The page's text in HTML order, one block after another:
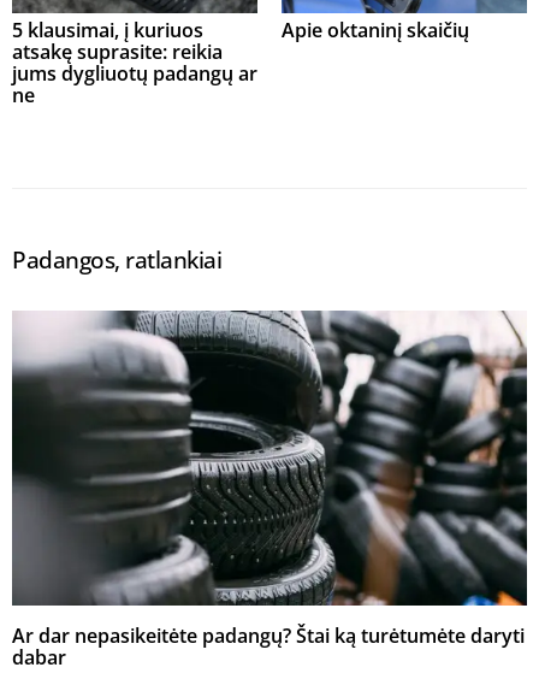
5 klausimai, į kuriuos
atsakę suprasite: reikia
jums dygliuotų padangų ar
ne
Apie oktaninį skaičių
Padangos, ratlankiai
Ar dar nepasikeitėte padangų? Štai ką turėtumėte daryti
dabar